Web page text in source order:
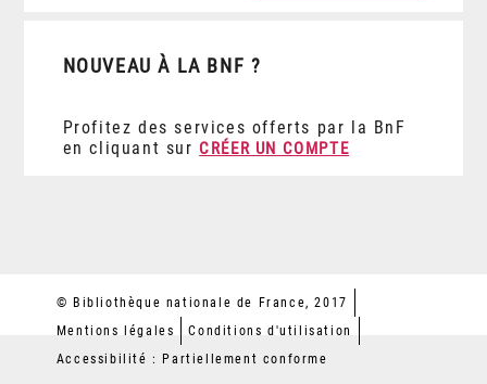
NOUVEAU À LA BNF ?
Profitez des services offerts par la BnF
en cliquant sur CRÉER UN COMPTE
© Bibliothèque nationale de France, 2017
Mentions légales
Conditions d'utilisation
Accessibilité : Partiellement conforme